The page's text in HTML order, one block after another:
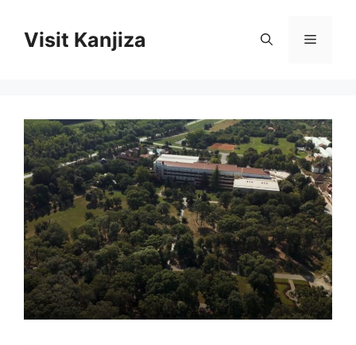
contentVisit Kanjiza Menu